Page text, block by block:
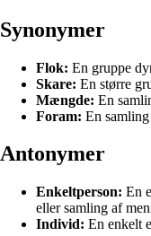
Synonymer
Flok: En gruppe
Skare: En større
Mængde: En
Foram: En
Antonymer
Enkeltperson: En
eller samling af
Individ: En enkelt